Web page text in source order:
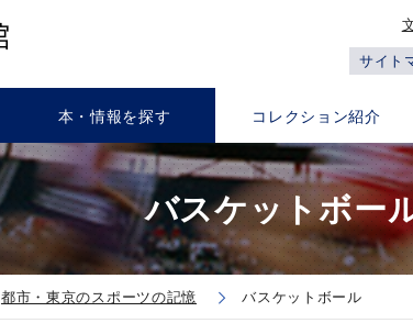
サイト
本・情報を探す コレクション紹介
バスケットボー
都市・東京のスポーツの記憶 バスケットボール